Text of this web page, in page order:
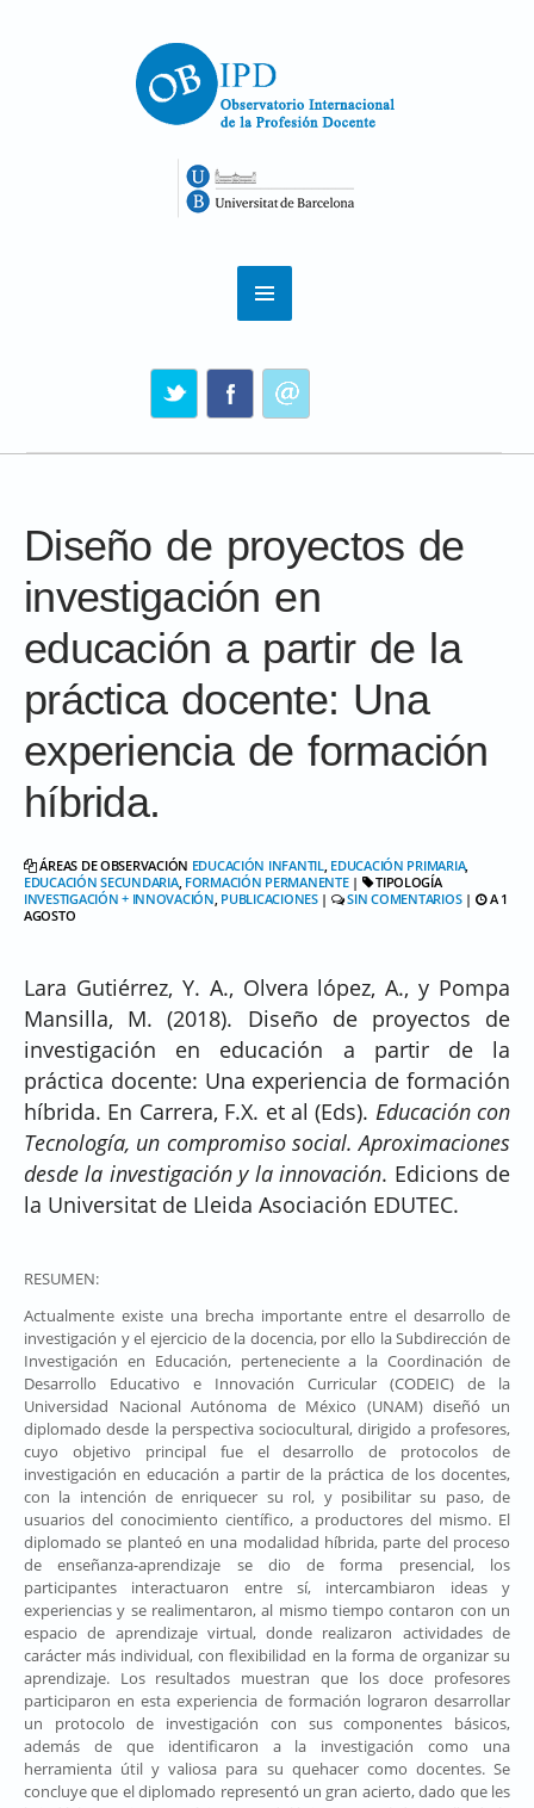
Diseño de proyectos de
investigación en
educación a partir de la
práctica docente: Una
experiencia de formación
híbrida.
ÁREAS DE OBSERVACIÓN EDUCACIÓN INFANTIL, EDUCACIÓN PRIMARIA,
EDUCACIÓN SECUNDARIA, FORMACIÓN PERMANENTE|
TIPOLOGÍA
INVESTIGACIÓN + INNOVACIÓN, PUBLICACIONES| SIN COMENTARIOS|
A 1
AGOSTO
Lara Gutiérrez, Y. A., Olvera lópez, A., y Pompa
Mansilla, M. (2018). Diseño de proyectos de
investigación en educación a partir de la
práctica docente: Una experiencia de formación
híbrida. En Carrera, F.X. et al (Eds). Educación con
Tecnología, un compromiso social. Aproximaciones
desde la investigación y la innovación. Edicions de
la Universitat de Lleida Asociación EDUTEC.
RESUMEN:
Actualmente existe una brecha importante entre el desarrollo de
investigación y el ejercicio de la docencia, por ello la Subdirección de
Investigación en Educación, perteneciente a la Coordinación de
Desarrollo Educativo e Innovación Curricular (CODEIC) de la
Universidad Nacional Autónoma de México (UNAM) diseñó un
diplomado desde la perspectiva sociocultural, dirigido a profesores,
cuyo objetivo principal fue el desarrollo de protocolos de
investigación en educación a partir de la práctica de los docentes,
con la intención de enriquecer su rol, y posibilitar su paso, de
usuarios del conocimiento científico, a productores del mismo. El
diplomado se planteó en una modalidad híbrida, parte del proceso
de enseñanza-aprendizaje se dio de forma presencial, los
participantes interactuaron entre sí, intercambiaron ideas y
experiencias y se realimentaron, al mismo tiempo contaron con un
espacio de aprendizaje virtual, donde realizaron actividades de
carácter más individual, con flexibilidad en la forma de organizar su
aprendizaje. Los resultados muestran que los doce profesores
participaron en esta experiencia de formación lograron desarrollar
un protocolo de investigación con sus componentes básicos,
además de que identificaron a la investigación como una
herramienta útil y valiosa para su quehacer como docentes. Se
concluye que el diplomado representó un gran acierto, dado que les